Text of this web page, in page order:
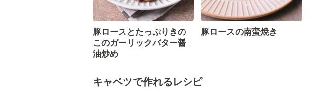
豚ロースとたっぷりきの
このガーリックバター醤
油炒め
豚ロースの南蛮焼き
キャベツで作れるレシピ